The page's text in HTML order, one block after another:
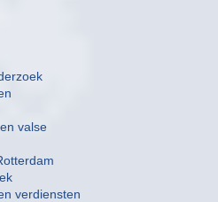
valse
verdiensten